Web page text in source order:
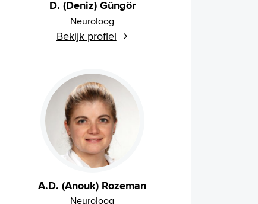
D. (Deniz) Güngör
Neuroloog
Bekijk profiel
A.D. (Anouk) Rozeman
Neuroloog